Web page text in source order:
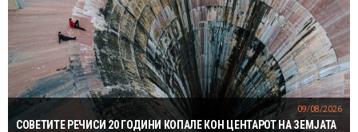
СОВЕТИТЕ РЕЧИСИ 20 ГОДИНИ КОПАЛЕ КОН ЦЕНТАРОТ НА ЗЕМЈАТА
09/08/2026